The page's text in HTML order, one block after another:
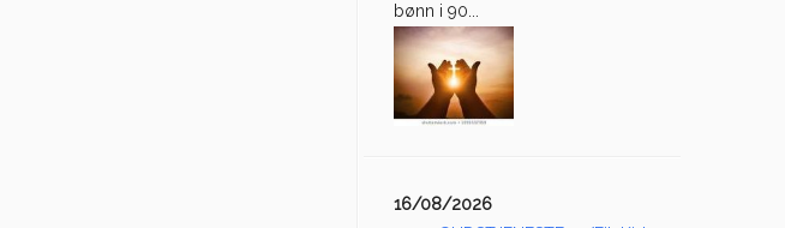
bønn i 90...
16/08/2026